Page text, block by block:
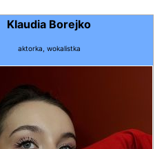
Klaudia Borejko
aktorka, wokalistka